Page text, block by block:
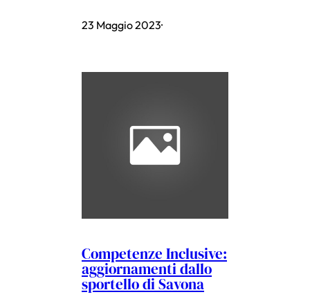
23 Maggio 2023·
Competenze Inclusive:
aggiornamenti dallo
sportello di Savona